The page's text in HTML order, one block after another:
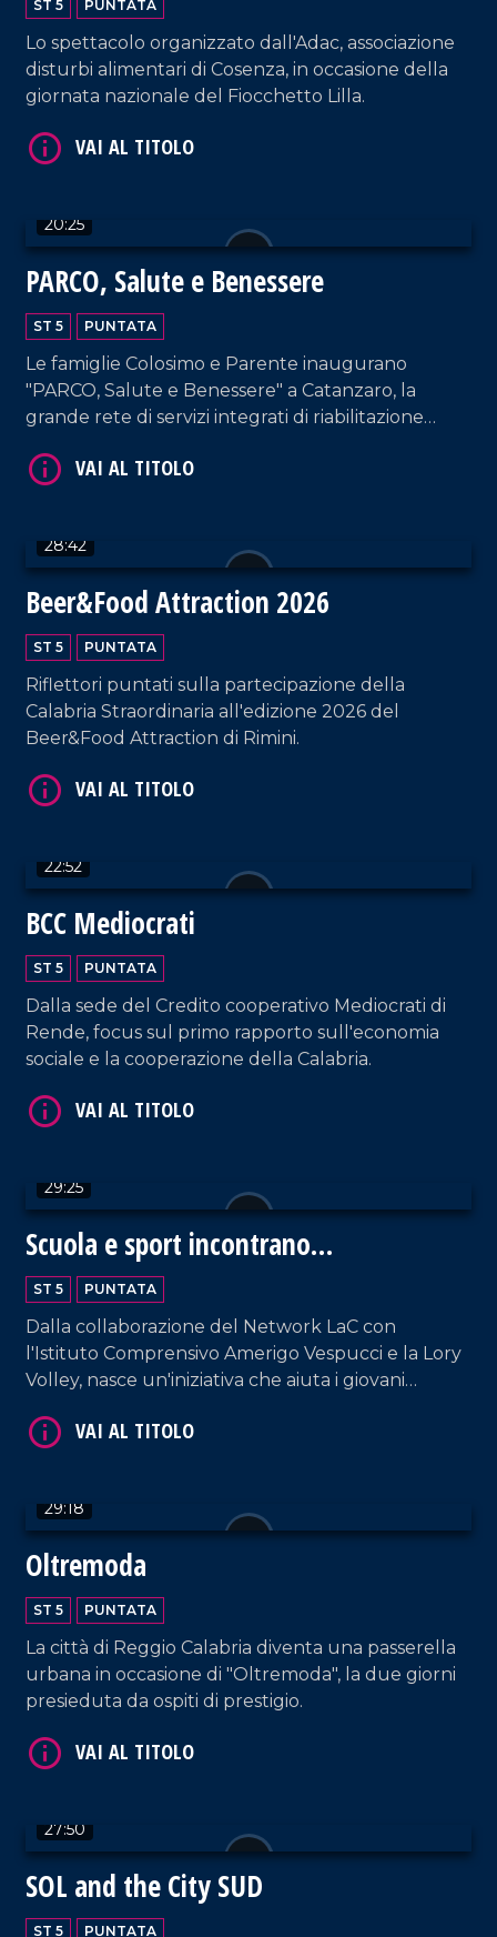
ST 5 PUNTATA
Lo spettacolo organizzato dall'Adac, associazione
disturbi alimentari di Cosenza, in occasione della
giornata nazionale del Fiocchetto Lilla.
20:25
PARCO, Salute e Benessere
ST 5 PUNTATA
Le famiglie Colosimo e Parente inaugurano
"PARCO, Salute e Benessere" a Catanzaro, la
grande rete di servizi integrati di riabilitazione
28:42
Beer&Food Attraction 2026
ST 5 PUNTATA
Riflettori puntati sulla partecipazione della
Calabria Straordinaria all'edizione 2026 del
Beer&Food Attraction di Rimini.
22:52
BCC Mediocrati
ST 5 PUNTATA
Dalla sede del Credito cooperativo Mediocrati di
Rende, focus sul primo rapporto sull'economia
sociale e la cooperazione della Calabria.
29:25
Scuola e sport incontrano
l'informazione
ST 5 PUNTATA
Dalla collaborazione del Network LaC con
l'Istituto Comprensivo Amerigo Vespucci e la Lory
Volley, nasce un'iniziativa che aiuta i giovani
Solidarietà. Il PalaSport di Pizzo diventa, così,
Restaurant di Falerna.
29:18
Oltremoda
ST 5 PUNTATA
La città di Reggio Calabria diventa una passerella
urbana in occasione di "Oltremoda", la due giorni
presieduta da ospiti di prestigio.
27:50
SOL and the City SUD
ST 5 PUNTATA
VAI AL TITOLO
VAI AL TITOLO
VAI AL TITOLO